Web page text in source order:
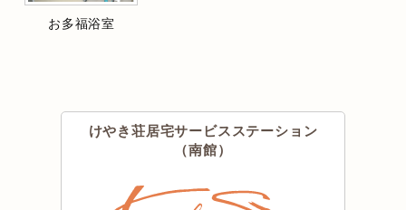
お多福浴室
けやき荘居宅サービスステーション
（南館）